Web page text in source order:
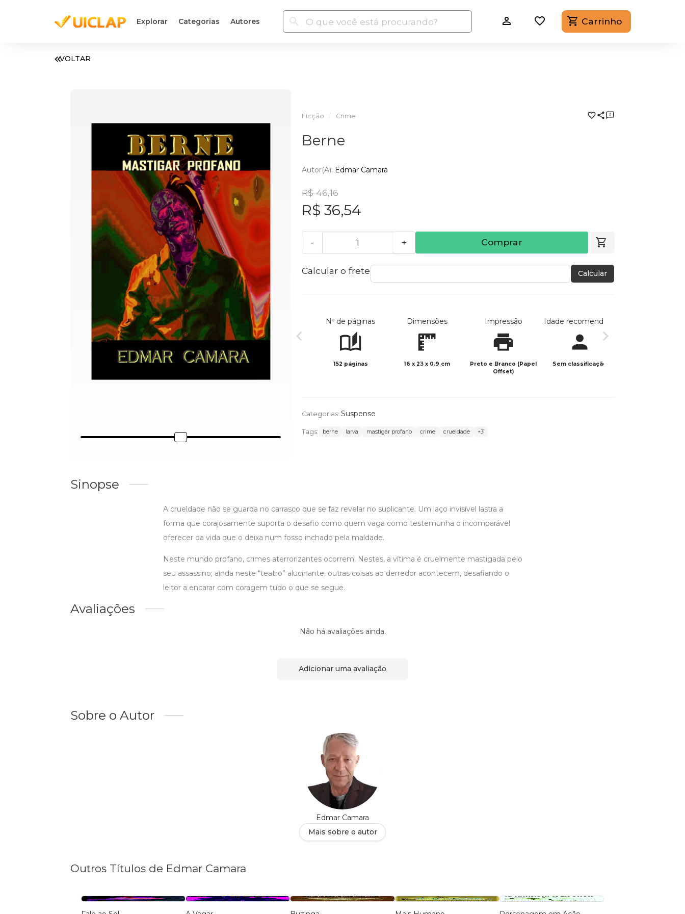
Explorar Categorias Autores Carrinho
VOLTAR
Ficção Crime
Berne
Autor(a): Edmar Camara
R$ 46,16
R$ 36,54
- + Comprar
Calcular o frete Calcular
Nº de páginas
152 páginas
Dimensões
16 x 23 x 0.9 cm
Impressão
Preto e Branco (Papel
Offset)
Idade recomendada
Sem classificação
Categorias: Suspense
Tags: berne larva mastigar profano crime crueldade +3
Sinopse
A crueldade não se guarda no carrasco que se faz revelar no suplicante. Um laço invisível lastra a
forma que corajosamente suporta o desafio como quem vaga como testemunha o incomparável
oferecer da vida que o deixa num fosso inchado pela maldade.
Neste mundo profano, crimes aterrorizantes ocorrem. Nestes, a vítima é cruelmente mastigada pelo
seu assassino; ainda neste “teatro” alucinante, outras coisas ao derredor acontecem, desafiando o
leitor a encarar com coragem tudo o que se segue.
Avaliações
Não há avaliações ainda.
Adicionar uma avaliação
Sobre o Autor
Edmar Camara
Mais sobre o autor
Outros Títulos de Edmar Camara